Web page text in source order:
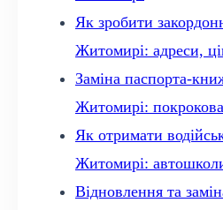
Як зробити
Житомирі: адреси,
Заміна паспорта-
Житомирі:
Як отримати
Житомирі:
Відновлення та